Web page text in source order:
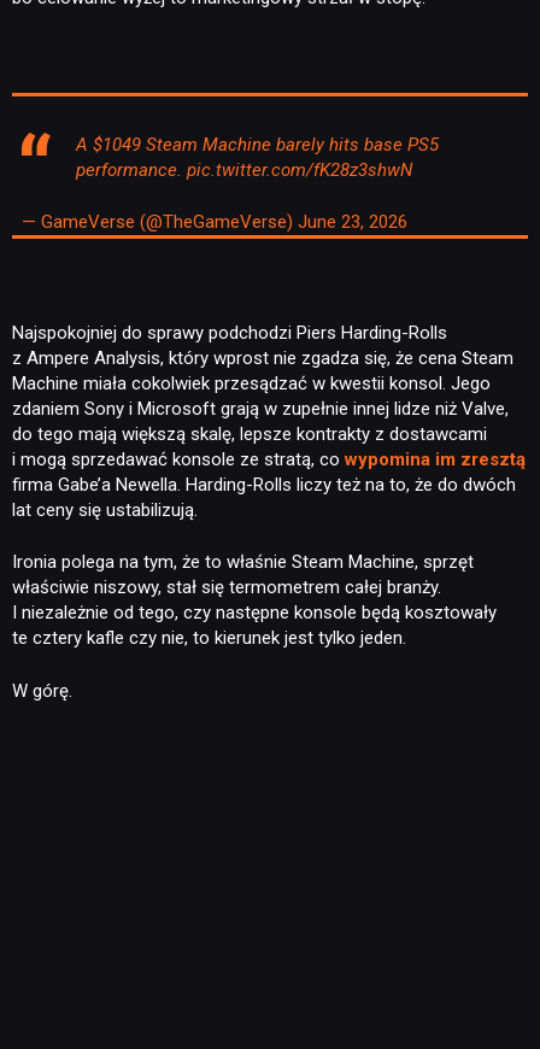
A $1049 Steam Machine barely hits base PS5
performance. pic.twitter.com/fK28z3shwN
— GameVerse (@TheGameVerse) June 23, 2026
Najspokojniej do sprawy podchodzi Piers Harding-Rolls
z Ampere Analysis, który wprost nie zgadza się, że cena Steam
Machine miała cokolwiek przesądzać w kwestii konsol. Jego
zdaniem Sony i Microsoft grają w zupełnie innej lidze niż Valve,
do tego mają większą skalę, lepsze kontrakty z dostawcami
i mogą sprzedawać konsole ze stratą, cowypomina im zresztą
firma Gabe’a Newella. Harding-Rolls liczy też na to, że do dwóch
lat ceny się ustabilizują.
Ironia polega na tym, że to właśnie Steam Machine, sprzęt
właściwie niszowy, stał się termometrem całej branży.
I niezależnie od tego, czy następne konsole będą kosztowały
te cztery kafle czy nie, to kierunek jest tylko jeden.
W górę.